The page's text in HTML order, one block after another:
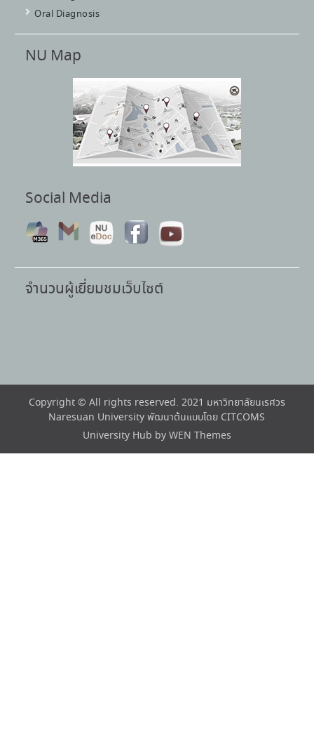
Oral Diagnosis
NU Map
Social Media
จำนวนผู้เยี่ยมชมเว็บไซต์
Copyright © All rights reserved. 2021 มหาวิทยาลัยนเรศวร
Naresuan University พัฒนาต้นแบบโดย CITCOMS
University Hub by WEN Themes